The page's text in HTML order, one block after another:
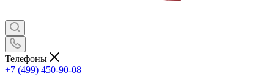
Телефоны
+7 (499) 450-90-08